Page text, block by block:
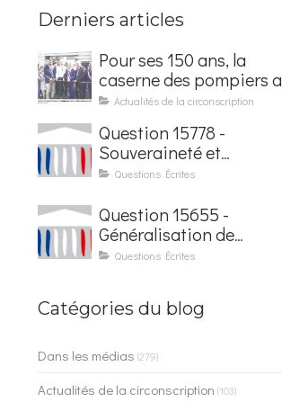
Derniers articles
Pour ses 150 ans, la
caserne des pompiers a
été rénovée et baptisée
Courseaux
Actualités de la circonscription
Question 15778 -
Souveraineté et
sécurisation de la
Questions Écrites
Question 15655 -
Généralisation de
l'application France
Questions Écrites
Catégories du blog
Dans les médias (279)
Actualités de la circonscription (103)